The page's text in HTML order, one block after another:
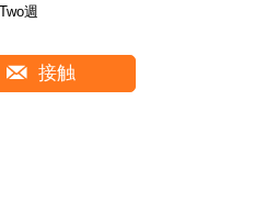
週
接触